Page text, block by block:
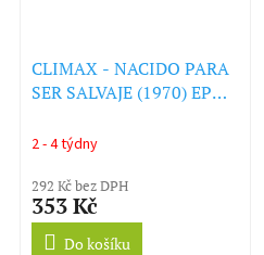
CLIMAX - NACIDO PARA
SER SALVAJE (1970) EP
2 - 4 týdny
292 Kč bez DPH
353 Kč
Do košíku